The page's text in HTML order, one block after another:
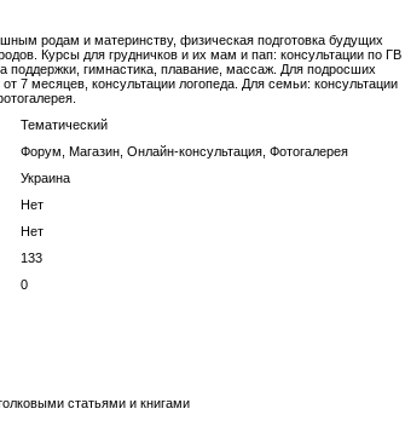
родам и материнству, физическая подготовка будущих
Курсы для грудничков и их мам и пап: консультации по ГВ
поддержки, гимнастика, плавание, массаж. Для подросших
7 месяцев, консультации логопеда. Для семьи: консультации
Тематический
Форум, Магазин, Онлайн-консультация, Фотогалерея
Украина
Нет
Нет
133
0
статьями и книгами